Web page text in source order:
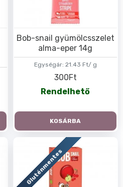
Egységár: 21.43 Ft/ g
Bob-snail gyümölcsszelet
alma-eper 14g
300Ft
Rendelhető
KOSÁRBA
Gluténmentes